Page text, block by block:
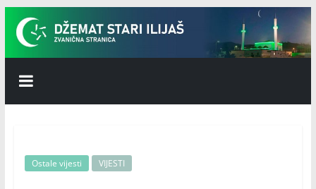
Skip
content
Džemat
Stari
Ilijaš
Ostale vijesti VIJESTI